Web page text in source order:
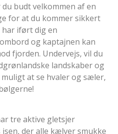
budt velkommen af en
for at du kommer sikkert
har iført dig en
og kaptajnen kan
fjorden. Undervejs, vil du
landskaber og
at se hvaler og sæler,
ølgerne!
tre aktive gletsjer
der alle kælver smukke